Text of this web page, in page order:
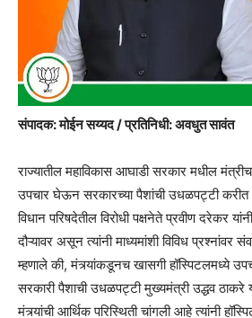
संपादक: मोईन सय्यद / प्रतिनिधी: अवधुत सावंत
राज्यातील महाविकास आघाडी सरकार मधील
उपचार घेऊन सरकारच्या पैशांची उधळपट्टी करीत
विधान परिषदेतील विरोधी पक्षनेते प्रवीण दरेकर
दौऱ्यावर असून त्यांनी माध्यमांशी विविध प्रश्नांवर
म्हणाले की, मंत्र्यांकडूनच खासगी हॉस्पिटलमध्ये
सरकारी पैशाची उधळपट्टी मुख्यमंत्री उद्धव ठाकरे
मंत्र्यांची आर्थिक परिस्थिती चांगली आहे त्यांनी